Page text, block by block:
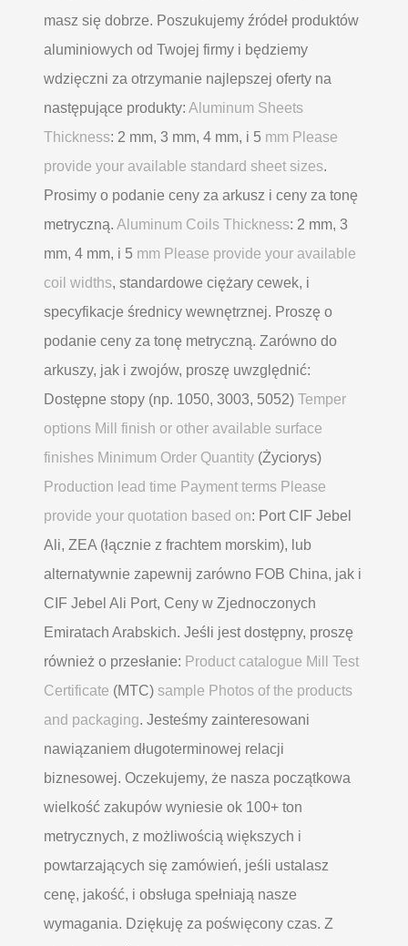
masz się dobrze. Poszukujemy źródeł produktów
aluminiowych od Twojej firmy i będziemy
wdzięczni za otrzymanie najlepszej oferty na
następujące produkty: Aluminum Sheets
Thickness: 2 mm, 3 mm, 4 mm, i 5 mm Please
provide your available standard sheet sizes.
Prosimy o podanie ceny za arkusz i ceny za tonę
metryczną. Aluminum Coils Thickness: 2 mm, 3
mm, 4 mm, i 5 mm Please provide your available
coil widths, standardowe ciężary cewek, i
specyfikacje średnicy wewnętrznej. Proszę o
podanie ceny za tonę metryczną. Zarówno do
arkuszy, jak i zwojów, proszę uwzględnić:
Dostępne stopy (np. 1050, 3003, 5052) Temper
options Mill finish or other available surface
finishes Minimum Order Quantity (Życiorys)
Production lead time Payment terms Please
provide your quotation based on: Port CIF Jebel
Ali, ZEA (łącznie z frachtem morskim), lub
alternatywnie zapewnij zarówno FOB China, jak i
CIF Jebel Ali Port, Ceny w Zjednoczonych
Emiratach Arabskich. Jeśli jest dostępny, proszę
również o przesłanie: Product catalogue Mill Test
Certificate (MTC) sample Photos of the products
and packaging. Jesteśmy zainteresowani
nawiązaniem długoterminowej relacji
biznesowej. Oczekujemy, że nasza początkowa
wielkość zakupów wyniesie ok 100+ ton
metrycznych, z możliwością większych i
powtarzających się zamówień, jeśli ustalasz
cenę, jakość, i obsługa spełniają nasze
wymagania. Dziękuję za poświęcony czas. Z